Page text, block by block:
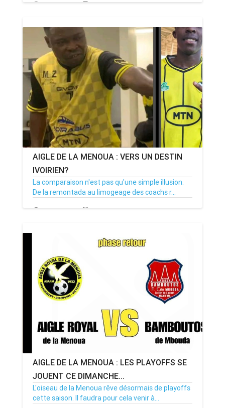
21/02/24 Par MenouActu 0
AIGLE DE LA MENOUA : VERS UN DESTIN
IVOIRIEN?
La comparaison n'est pas qu'une simple illusion.
De la remontada au limogeage des coachs r...
19/02/24 Par ABDOULHAKIM 0
AIGLE DE LA MENOUA : LES PLAYOFFS SE
JOUENT CE DIMANCHE...
L'oiseau de la Menoua rêve désormais de playoffs
cette saison. Il faudra pour cela venir à...